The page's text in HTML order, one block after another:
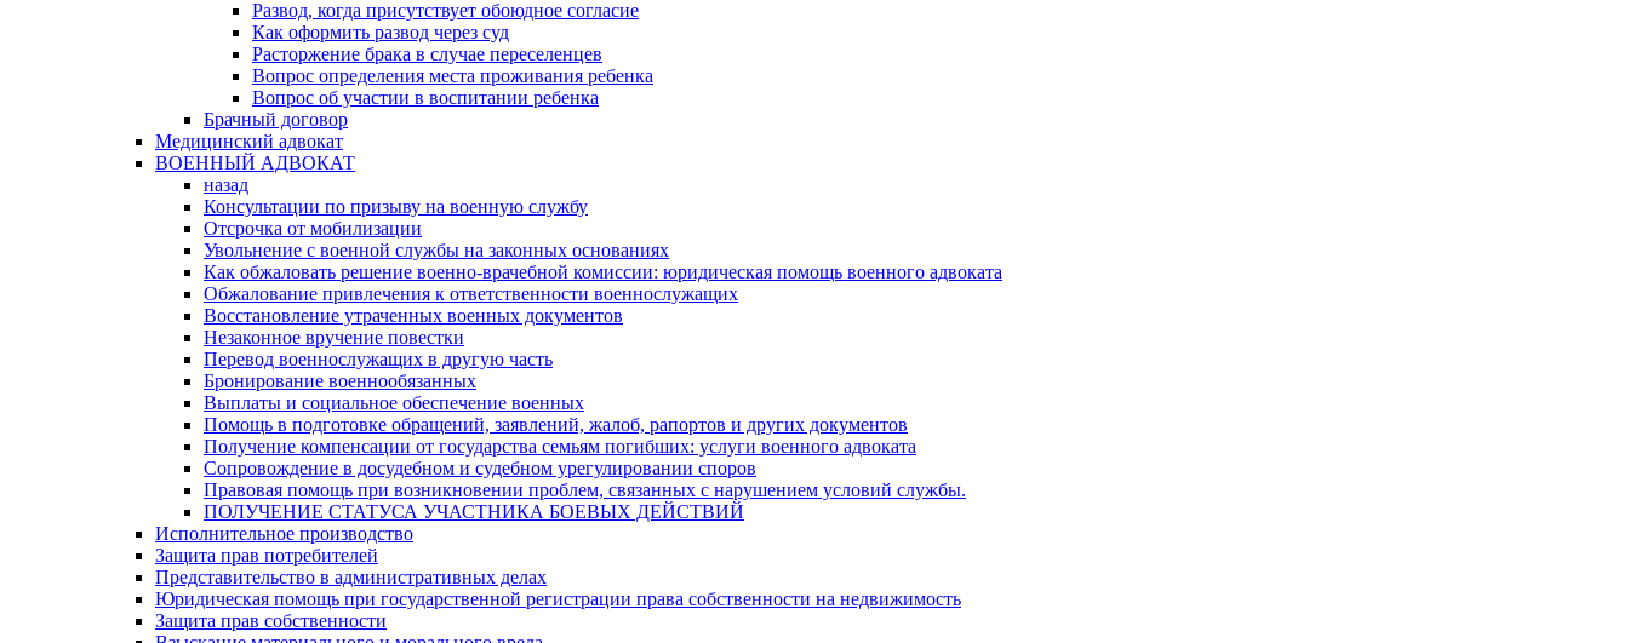
Развод, когда присутствует обоюдное согласие
Как оформить развод через суд
Расторжение брака в случае переселенцев
Вопрос определения места проживания ребенка
Вопрос об участии в воспитании ребенка
Брачный договор
Медицинский адвокат
ВОЕННЫЙ АДВОКАТ
назад
Консультации по призыву на военную службу
Отсрочка от мобилизации
Увольнение с военной службы на законных основаниях
Как обжаловать решение военно-врачебной комиссии: юридическая помощь военного адвоката
Обжалование привлечения к ответственности военнослужащих
Восстановление утраченных военных документов
Незаконное вручение повестки
Перевод военнослужащих в другую часть
Бронирование военнообязанных
Выплаты и социальное обеспечение военных
Помощь в подготовке обращений, заявлений, жалоб, рапортов и других документов
Получение компенсации от государства семьям погибших: услуги военного адвоката
Сопровождение в досудебном и судебном урегулировании споров
Правовая помощь при возникновении проблем, связанных с нарушением условий службы.
ПОЛУЧЕНИЕ СТАТУСА УЧАСТНИКА БОЕВЫХ ДЕЙСТВИЙ
Исполнительное производство
Защита прав потребителей
Представительство в административных делах
Юридическая помощь при государственной регистрации права собственности на недвижимость
Защита прав собственности